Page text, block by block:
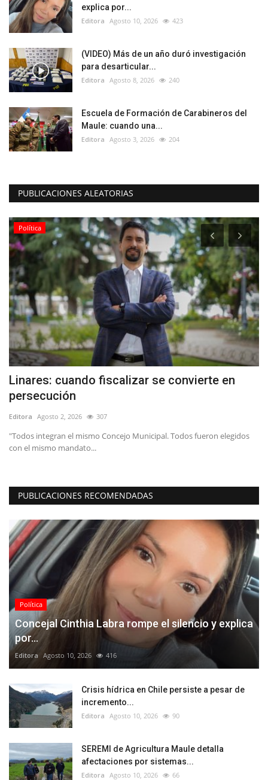
explica por...
Editora Agosto 10, 2026 423
(VIDEO) Más de un año duró investigación
para desarticular...
Editora Agosto 8, 2026 240
Escuela de Formación de Carabineros del
Maule: cuando una...
Editora Agosto 3, 2026 204
PUBLICACIONES ALEATORIAS
Política
Linares: cuando fiscalizar se convierte en
persecución
Editora Agosto 2, 2026 307
"Todos integran el mismo Concejo Municipal. Todos fueron elegidos
con el mismo mandato...
PUBLICACIONES RECOMENDADAS
Política
Concejal Cinthia Labra rompe el silencio y explica
por...
Editora Agosto 10, 2026 416
Crisis hídrica en Chile persiste a pesar de
incremento...
Editora Agosto 10, 2026 90
SEREMI de Agricultura Maule detalla
afectaciones por sistemas...
Editora Agosto 10, 2026 66